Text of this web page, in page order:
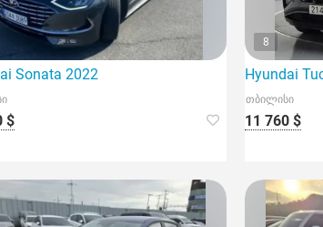
Sonata 2022
$
8
Hyundai
თბილისი
11 760 $